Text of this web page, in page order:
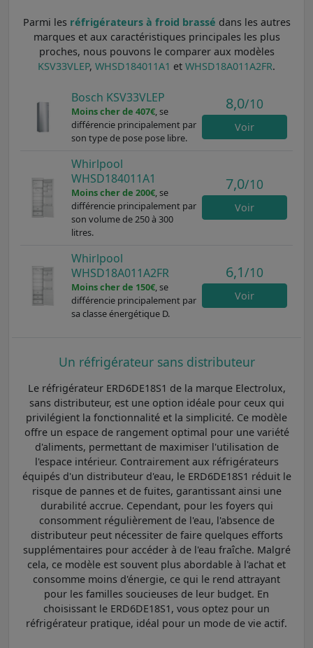
Parmi les réfrigérateurs à froid brassé dans les autres
marques et aux caractéristiques principales les plus
proches, nous pouvons le comparer aux modèles
KSV33VLEP, WHSD184011A1 et WHSD18A011A2FR.
Bosch KSV33VLEP
Moins cher de 407€, se
différencie principalement par
son type de pose pose libre.
8,0/10
Voir
Whirlpool
WHSD184011A1
Moins cher de 200€, se
différencie principalement par
son volume de 250 à 300
litres.
7,0/10
Voir
Whirlpool
WHSD18A011A2FR
Moins cher de 150€, se
différencie principalement par
sa classe énergétique D.
6,1/10
Voir
Un réfrigérateur sans distributeur
Le réfrigérateur ERD6DE18S1 de la marque Electrolux,
sans distributeur, est une option idéale pour ceux qui
privilégient la fonctionnalité et la simplicité. Ce modèle
offre un espace de rangement optimal pour une variété
d'aliments, permettant de maximiser l'utilisation de
l'espace intérieur. Contrairement aux réfrigérateurs
équipés d'un distributeur d'eau, le ERD6DE18S1 réduit le
risque de pannes et de fuites, garantissant ainsi une
durabilité accrue. Cependant, pour les foyers qui
consomment régulièrement de l'eau, l'absence de
distributeur peut nécessiter de faire quelques efforts
supplémentaires pour accéder à de l'eau fraîche. Malgré
cela, ce modèle est souvent plus abordable à l'achat et
consomme moins d'énergie, ce qui le rend attrayant
pour les familles soucieuses de leur budget. En
choisissant le ERD6DE18S1, vous optez pour un
réfrigérateur pratique, idéal pour un mode de vie actif.